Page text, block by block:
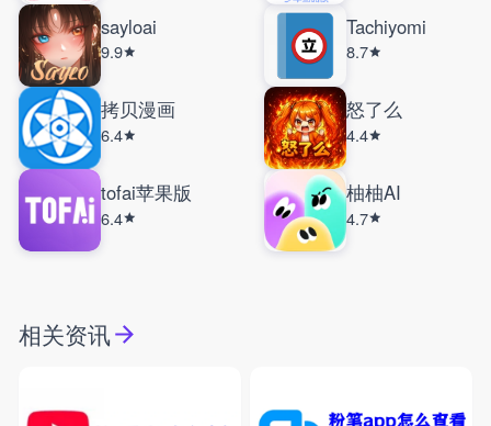
sayloai
9.9
Tachiyomi
8.7
拷贝漫画
6.4
怒了么
4.4
tofai苹果版
6.4
柚柚AI
4.7
相关资讯